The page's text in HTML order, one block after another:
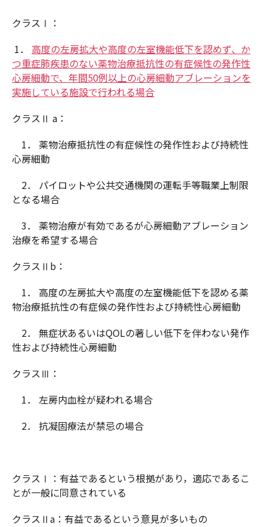
クラスⅠ：
1． 高度の左房拡大や高度の左室機能低下を認めず、か
つ重症肺疾患のない薬物治療抵抗性の有症候性の発作性
心房細動で、年間50例以上の心房細動アブレーションを
実施している施設で行われる場合
クラスⅡ a：
1． 薬物治療抵抗性の有症候性の発作性および持続性
心房細動
2． パイロットや公共交通機関の運転手等職業上制限
となる場合
3． 薬物治療が有効であるが心房細動アブレーション
治療を希望する場合
クラスⅡb：
1． 高度の左房拡大や高度の左室機能低下を認める薬
物治療抵抗性の有症候の発作性および持続性心房細動
2． 無症状あるいはQOLの著しい低下を伴わない発作
性および持続性心房細動
クラスⅢ：
1． 左房内血栓が疑われる場合
2． 抗凝固療法が禁忌の場合
クラスⅠ：有益であるという根拠があり，適応であるこ
とが一般に同意されている
クラスⅡa：有益であるという意見が多いもの